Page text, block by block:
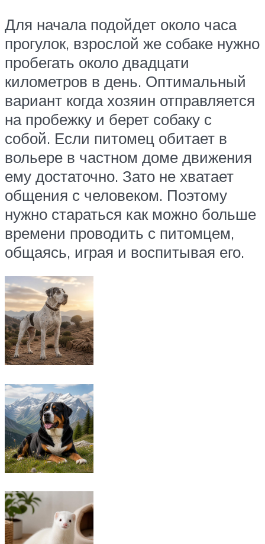
Для начала подойдет около часа
прогулок, взрослой же собаке нужно
пробегать около двадцати
километров в день. Оптимальный
вариант когда хозяин отправляется
на пробежку и берет собаку с
собой. Если питомец обитает в
вольере в частном доме движения
ему достаточно. Зато не хватает
общения с человеком. Поэтому
нужно стараться как можно больше
времени проводить с питомцем,
общаясь, играя и воспитывая его.